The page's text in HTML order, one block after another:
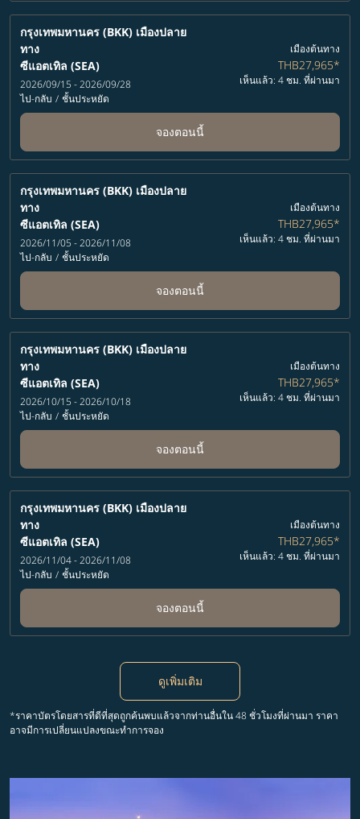
กรุงเทพมหานคร (BKK) เมืองปลาย
ทาง
ซีแอตเทิล (SEA)
2026/09/15 - 2026/09/28
ไป-กลับ / ชั้นประหยัด
เมืองต้นทาง
THB27,965*
เห็นแล้ว: 4 ชม. ที่ผ่านมา
จองตอนนี้
กรุงเทพมหานคร (BKK) เมืองปลาย
ทาง
ซีแอตเทิล (SEA)
2026/11/05 - 2026/11/08
ไป-กลับ / ชั้นประหยัด
เมืองต้นทาง
THB27,965*
เห็นแล้ว: 4 ชม. ที่ผ่านมา
จองตอนนี้
กรุงเทพมหานคร (BKK) เมืองปลาย
ทาง
ซีแอตเทิล (SEA)
2026/10/15 - 2026/10/18
ไป-กลับ / ชั้นประหยัด
เมืองต้นทาง
THB27,965*
เห็นแล้ว: 4 ชม. ที่ผ่านมา
จองตอนนี้
กรุงเทพมหานคร (BKK) เมืองปลาย
ทาง
ซีแอตเทิล (SEA)
2026/11/04 - 2026/11/08
ไป-กลับ / ชั้นประหยัด
เมืองต้นทาง
THB27,965*
เห็นแล้ว: 4 ชม. ที่ผ่านมา
จองตอนนี้
ดูเพิ่มเติม
*ราคาบัตรโดยสารที่ดีที่สุดถูกค้นพบแล้วจากท่านอื่นใน 48 ชั่วโมงที่ผ่านมา ราคา
อาจมีการเปลี่ยนแปลงขณะทำการจอง